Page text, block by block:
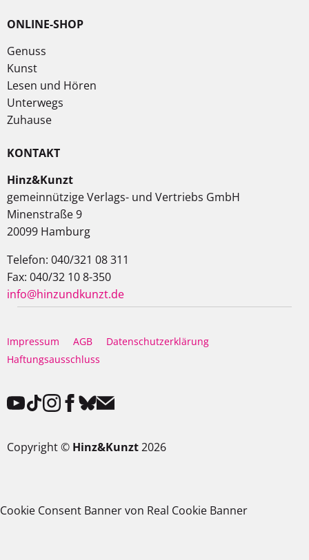
ONLINE-SHOP
Genuss
Kunst
Lesen und Hören
Unterwegs
Zuhause
KONTAKT
Hinz&Kunzt
gemeinnützige Verlags- und Vertriebs GmbH
Minenstraße 9
20099 Hamburg
Telefon: 040/321 08 311
Fax: 040/32 10 8-350
info@hinzundkunzt.de
Impressum AGB
Datenschutzerklärung
Haftungsausschluss
Copyright © Hinz&Kunzt2026
Cookie Consent Banner von Real Cookie Banner